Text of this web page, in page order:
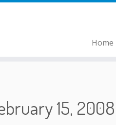
Home
15, 2008